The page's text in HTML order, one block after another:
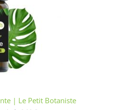
| Le Petit Botaniste